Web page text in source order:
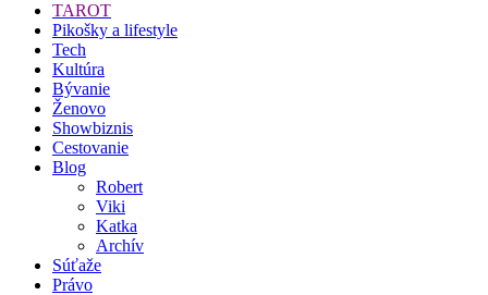
TAROT
Pikošky a lifestyle
Tech
Kultúra
Bývanie
Ženovo
Showbiznis
Cestovanie
Blog
Robert
Viki
Katka
Archív
Súťaže
Právo